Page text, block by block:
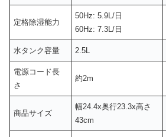
定格除湿能力
50Hz: 5.9L/日
60Hz: 7.3L/日
水タンク容量 2.5L
電源コード長
さ
約2m
商品サイズ
幅24.4x奥行23.3x高さ
43cm